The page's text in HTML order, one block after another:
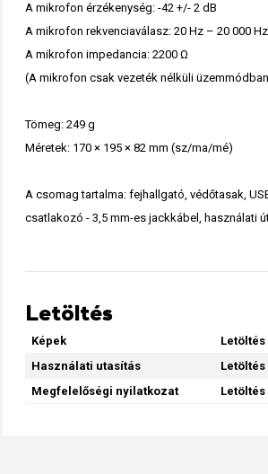
A mikrofon érzékenység: -42 +/- 2 dB
A mikrofon rekvenciaválasz: 20 Hz – 20 000 Hz
A mikrofon impedancia: 2200 Ω
(A mikrofon csak vezeték nélküli
Tömeg: 249 g
Méretek: 170 × 195 × 82 mm (sz/ma/mé)
A csomag tartalma: fejhallgató, védőtasak,
csatlakozó - 3,5 mm-es jackkábel, használati
Letöltés
Képek
Letöltés
Használati utasítás
Letöltés
Megfelelőségi nyilatkozat
Letöltés